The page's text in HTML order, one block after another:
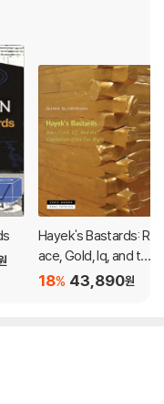
iterations o
Trump, emerged no
it. As repellent as th
are not defect
cheerleaders.
동으로서 신
Hayek's Bastards: R
ace, Gold, Iq, and th
e Capitalism of the
43,890원
18%